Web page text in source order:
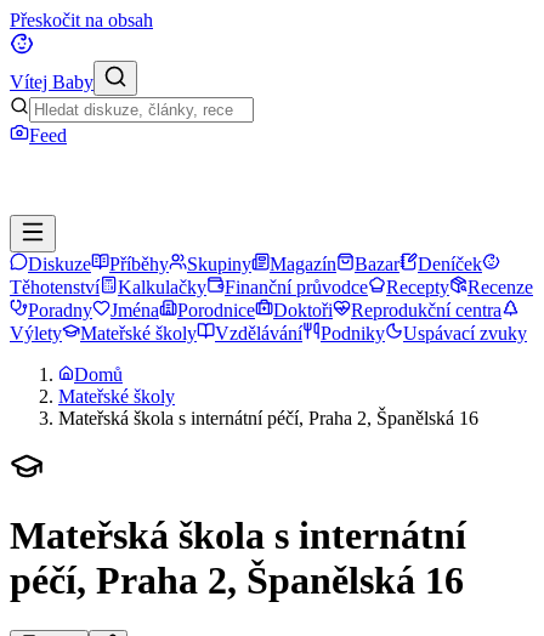
Přeskočit na obsah
Vítej Baby
Feed
Diskuze Příběhy Skupiny Magazín Bazar
Deníček
Těhotenství
Kalkulačky Finanční průvodce Recepty
Recenze
Poradny
Jména Porodnice Doktoři
Reprodukční centra
Výlety
Mateřské školy Vzdělávání Podniky
Uspávací zvuky
Domů
Mateřské školy
Mateřská škola s internátní péčí, Praha 2, Španělská 16
Mateřská škola s internátní
péčí, Praha 2, Španělská 16